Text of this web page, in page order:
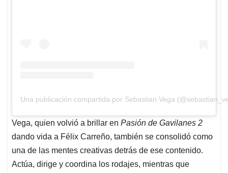
Una publicación compartida por Sebastian Vega
Vega, quien volvió a brillar en Pasión de Gavilanes 2
dando vida a Félix Carreño, también se consolidó como
una de las mentes creativas detrás de ese contenido.
Actúa, dirige y coordina los rodajes, mientras que